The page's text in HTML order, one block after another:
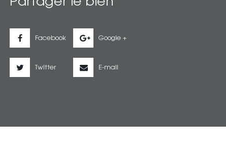
Facebook Google +
Twitter E-mail